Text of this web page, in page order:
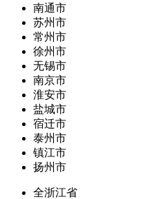
南通市
苏州市
常州市
徐州市
无锡市
南京市
淮安市
盐城市
宿迁市
泰州市
镇江市
扬州市
全浙江省